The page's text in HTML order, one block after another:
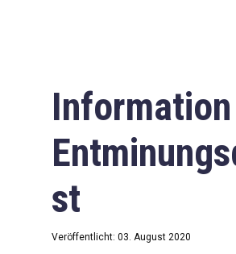
Information
st
Veröffentlicht: 03. August 2020